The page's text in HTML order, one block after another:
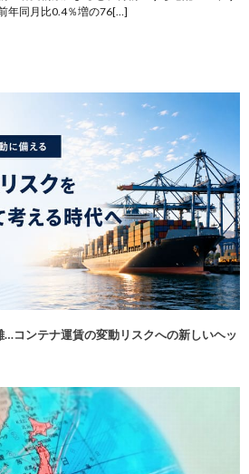
年同月比0.4％増の76[…]
…コンテナ運賃の変動リスクへの新しいヘッ